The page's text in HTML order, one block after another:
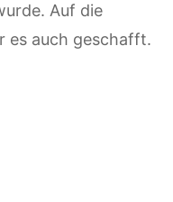
Auf die
es auch geschafft.